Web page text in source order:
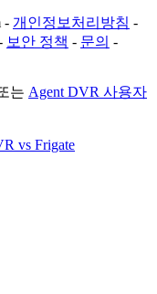
- 개인정보처리방침 -
보안 정책 - 문의 -
는 Agent DVR 사용자
vs Frigate